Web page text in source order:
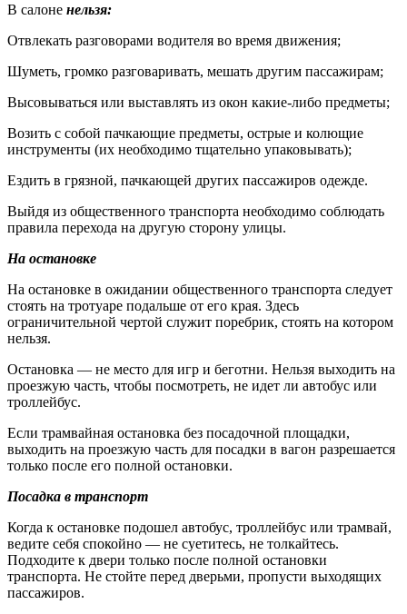
В салоне нельзя:
Отвлекать разговорами водителя во время движения;
Шуметь, громко разговаривать, мешать другим пассажирам;
Высовываться или выставлять из окон какие-либо предметы;
Возить с собой пачкающие предметы, острые и колющие
инструменты (их необходимо тщательно упаковывать);
Ездить в грязной, пачкающей других пассажиров одежде.
Выйдя из общественного транспорта необходимо соблюдать
правила перехода на другую сторону улицы.
На остановке
На остановке в ожидании общественного транспорта следует
стоять на тротуаре подальше от его края. Здесь
ограничительной чертой служит поребрик, стоять на котором
нельзя.
Остановка — не место для игр и беготни. Нельзя выходить на
проезжую часть, чтобы посмотреть, не идет ли автобус или
троллейбус.
Если трамвайная остановка без посадочной площадки,
выходить на проезжую часть для посадки в вагон разрешается
только после его полной остановки.
Посадка в транспорт
Когда к остановке подошел автобус, троллейбус или трамвай,
ведите себя спокойно — не суетитесь, не толкайтесь.
Подходите к двери только после полной остановки
транспорта. Не стойте перед дверьми, пропусти выходящих
пассажиров.